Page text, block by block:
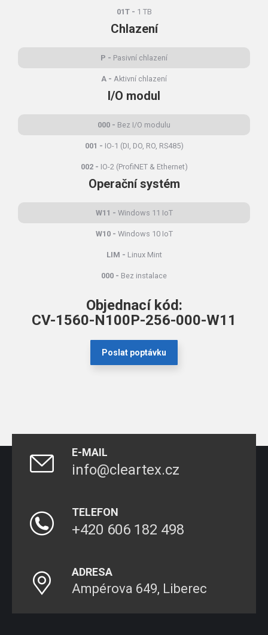
01T 1 TB
Chlazení
P Pasivní chlazení
A Aktivní chlazení
I/O modul
000 Bez I/O modulu
001 IO-1 (DI, DO, RO, RS485)
002 IO-2 (ProfiNET & Ethernet)
Operační systém
W11 Windows 11 IoT
W10 Windows 10 IoT
LIM Linux Mint
000 Bez instalace
Objednací kód:
CV-1560-N100P-256-000-W11
Poslat poptávku
E-MAIL
info@cleartex.cz
TELEFON
+420 606 182 498
ADRESA
Ampérova 649, Liberec